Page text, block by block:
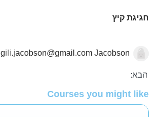
חגיגת קיץ
השפה העברית gili.jacobson@gmail.com Jacobson
הבא:
Courses you might like